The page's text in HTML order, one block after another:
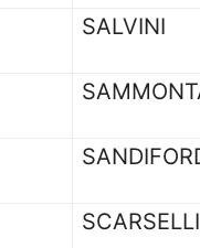
SALVINI
SCARSELLI